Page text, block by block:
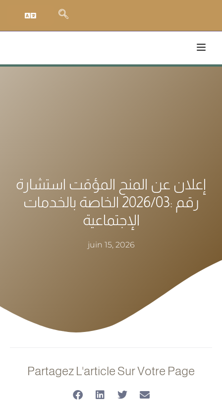
إعلان عن المنح المؤقت استشارة
رقم :2026/03 الخاصة بالخدمات
الإجتماعية
juin 15, 2026
Partagez L'article Sur Votre Page